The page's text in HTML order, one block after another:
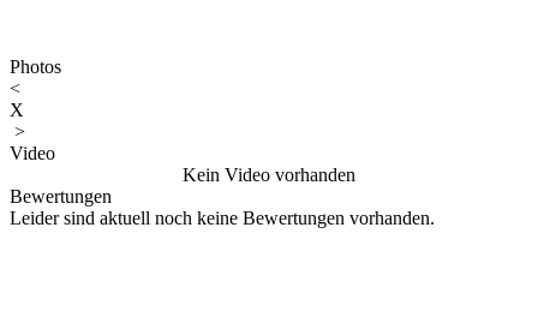
Photos
<
X
>
Video
Kein Video vorhanden
Bewertungen
Leider sind aktuell noch keine Bewertungen vorhanden.